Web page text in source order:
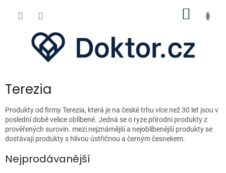
Terezia
Produkty od firmy Terezia, která je na české trhu více než 30 let jsou v
poslední době velice oblíbené. Jedná se o ryze přírodní produkty z
prověřených surovin. mezi nejznámější a nejoblíbenější produkty se
dostávají produkty s hlívou ústřičnou a černým česnekem.
Nejprodávanější